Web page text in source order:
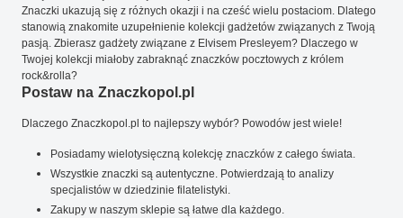
Znaczki ukazują się z różnych okazji i na cześć wielu postaciom. Dlatego
stanowią znakomite uzupełnienie kolekcji gadżetów związanych z Twoją
pasją. Zbierasz gadżety związane z Elvisem Presleyem? Dlaczego w
Twojej kolekcji miałoby zabraknąć znaczków pocztowych z królem
rock&rolla?
Postaw na Znaczkopol.pl
Dlaczego Znaczkopol.pl to najlepszy wybór? Powodów jest wiele!
Posiadamy wielotysięczną kolekcję znaczków z całego świata.
Wszystkie znaczki są autentyczne. Potwierdzają to analizy
specjalistów w dziedzinie filatelistyki.
Zakupy w naszym sklepie są łatwe dla każdego.